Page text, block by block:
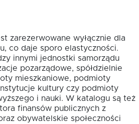
zarezerwowane wyłącznie dla
co daje sporo elastyczności.
innymi jednostki samorządu
pozarządowe, spółdzielnie
mieszkaniowe, podmioty
kultury czy podmioty
i nauki. W katalogu są też
finansów publicznych z
obywatelskie społeczności